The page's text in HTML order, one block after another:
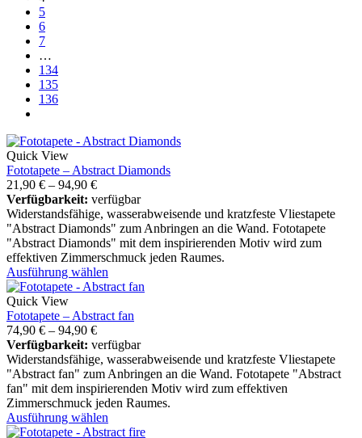
5
6
7
…
134
135
136
Quick View
Fototapete – Abstract Diamonds
21,90 € – 94,90 €
Verfügbarkeit: verfügbar
Widerstandsfähige, wasserabweisende und kratzfeste Vliestapete
"Abstract Diamonds" zum Anbringen an die Wand. Fototapete
"Abstract Diamonds" mit dem inspirierenden Motiv wird zum
effektiven Zimmerschmuck jeden Raumes.
Ausführung wählen
Quick View
Fototapete – Abstract fan
74,90 € – 94,90 €
Verfügbarkeit: verfügbar
Widerstandsfähige, wasserabweisende und kratzfeste Vliestapete
"Abstract fan" zum Anbringen an die Wand. Fototapete "Abstract
fan" mit dem inspirierenden Motiv wird zum effektiven
Zimmerschmuck jeden Raumes.
Ausführung wählen